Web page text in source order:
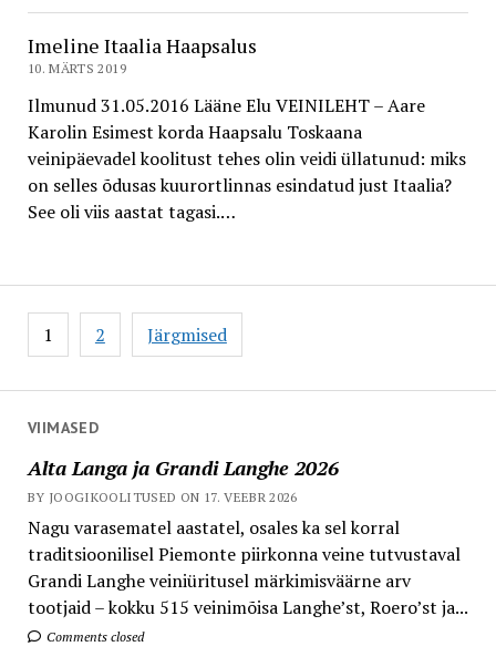
VIIMASED
Alta Langa ja Grandi Langhe 2026
BY JOOGIKOOLITUSED ON 17. VEEBR 2026
Nagu varasematel aastatel, osales ka sel korral
traditsioonilisel Piemonte piirkonna veine tutvustaval
Grandi Langhe veiniüritusel märkimisväärne arv
tootjaid – kokku 515 veinimõisa Langhe’st, Roero’st ja...
Comments closed
Imeline Itaalia Haapsalus
10. MÄRTS 2019
Ilmunud 31.05.2016 Lääne Elu VEINILEHT – Aare
Karolin Esimest korda Haapsalu Toskaana
veinipäevadel koolitust tehes olin veidi üllatunud: miks
on selles õdusas kuurortlinnas esindatud just Itaalia?
See oli viis aastat tagasi.…
Postituste
leheküljendus
1 2 Järgmised